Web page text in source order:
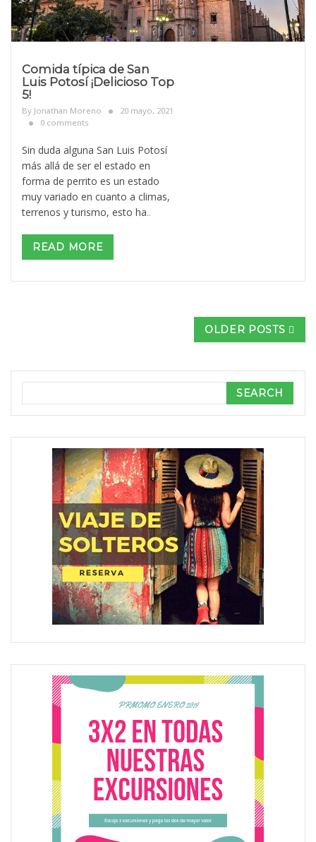
Comida típica de San
Luis Potosí ¡Delicioso Top
5!
By Jonathan Moreno
20 mayo, 2021
0 comments
Sin duda alguna San Luis Potosí
más allá de ser el estado en
forma de perrito es un estado
muy variado en cuanto a climas,
terrenos y turismo, esto ha..
READ MORE
OLDER POSTS